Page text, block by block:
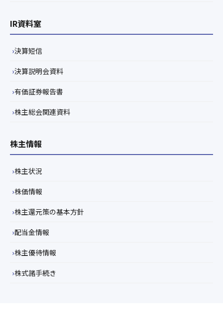
IR資料室
決算短信
決算説明会資料
有価証券報告書
株主総会関連資料
株主情報
株主状況
株価情報
株主還元策の基本方針
配当金情報
株主優待情報
株式諸手続き